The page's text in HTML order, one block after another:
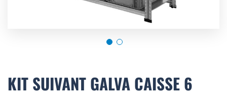
to
the
KIT SUIVANT GALVA CAISSE 6